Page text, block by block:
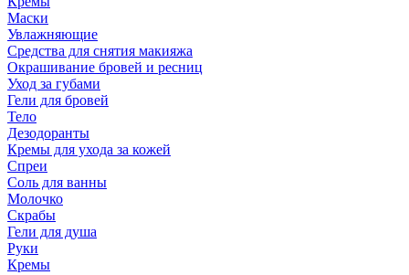
Маски
Увлажняющие
Средства для снятия макияжа
Окрашивание бровей и ресниц
Уход за губами
Гели для бровей
Тело
Дезодоранты
Кремы для ухода за кожей
Спреи
Соль для ванны
Молочко
Скрабы
Гели для душа
Руки
Кремы